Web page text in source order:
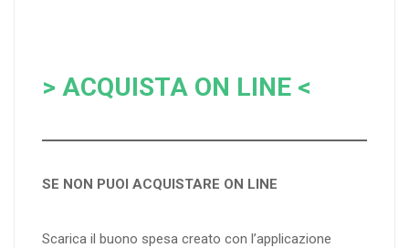
> ACQUISTA ON LINE <
SE NON PUOI ACQUISTARE ON LINE
Scarica il buono spesa creato con l’applicazione